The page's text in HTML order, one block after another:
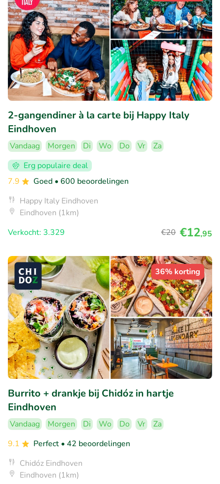
2-gangendiner à la carte bij Happy Italy
Eindhoven
Vandaag Morgen Di Wo Do Vr
Za
Erg populaire deal
7.9
Goed • 600 beoordelingen
Happy Italy Eindhoven
Eindhoven (1km)
Verkocht: 3.329
€20 €12,95
36% korting
Burrito + drankje bij Chidóz in hartje
Eindhoven
Vandaag Morgen Di Wo Do Vr
Za
9.1
Perfect • 42 beoordelingen
Chidóz Eindhoven
Eindhoven (1km)